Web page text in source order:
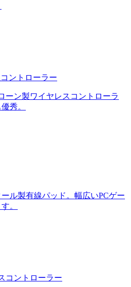
ントローラー
ーン製ワイヤレスコントローラ
秀。
ル製有線パッド。幅広いPCゲー
。
コントローラー